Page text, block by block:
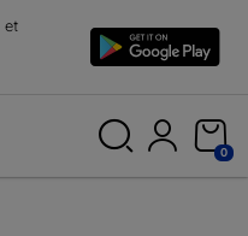
et
0